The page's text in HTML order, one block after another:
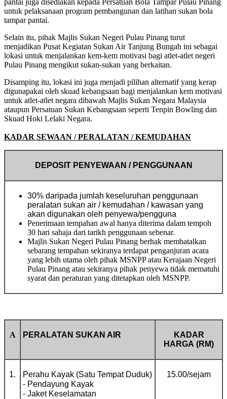
pantai juga disediakan kepada Persatuan Bola Tampar Pulau Pinang
untuk pelaksanaan program pembangunan dan latihan sukan bola
tampar pantai.
Selain itu, pihak Majlis Sukan Negeri Pulau Pinang turut
menjadikan Pusat Kegiatan Sukan Air Tanjung Bungah ini sebagai
lokasi untuk menjalankan kem-kem motivasi bagi atlet-atlet negeri
Pulau Pinang mengikut sukan-sukan yang berkaitan.
Disamping itu, lokasi ini juga menjadi pilihan alternatif yang kerap
digunapakai oleh skuad kebangsaan bagi menjalankan kem motivasi
untuk atlet-atlet negara dibawah Majlis Sukan Negara Malaysia
ataupun Persatuan Sukan Kebangsaan seperti Tenpin Bowling dan
Skuad Hoki Lelaki Negara.
KADAR SEWAAN / PERALATAN / KEMUDAHAN
DEPOSIT PENYEWAAN / PENGGUNAAN
30% daripada jumlah keseluruhan penggunaan
peralatan sukan air / kemudahan / kawasan yang
akan digunakan oleh penyewa/pengguna
Penerimaan tempahan awal hanya diterima dalam tempoh
30 hari sahaja dari tarikh penggunaan sebenar.
Majlis Sukan Negeri Pulau Pinang berhak membatalkan
sebarang tempahan sekiranya terdapat penganjuran acara
yang lebih utama oleh pihak MSNPP atau Kerajaan Negeri
Pulau Pinang atau sekiranya pihak penyewa tidak mematuhi
syarat dan peraturan yang ditetapkan oleh MSNPP.
A PERALATAN SUKAN AIR
KADAR
HARGA (RM)
1.
Perahu Kayak (Satu Tempat Duduk)
- Pendayung Kayak
- Jaket Keselamatan
15.00/sejam